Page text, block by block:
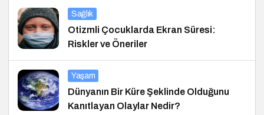
Sağlık
Otizmli Çocuklarda Ekran Süresi:
Riskler ve Öneriler
Yaşam
Dünyanın Bir Küre Şeklinde Olduğunu
Kanıtlayan Olaylar Nedir?